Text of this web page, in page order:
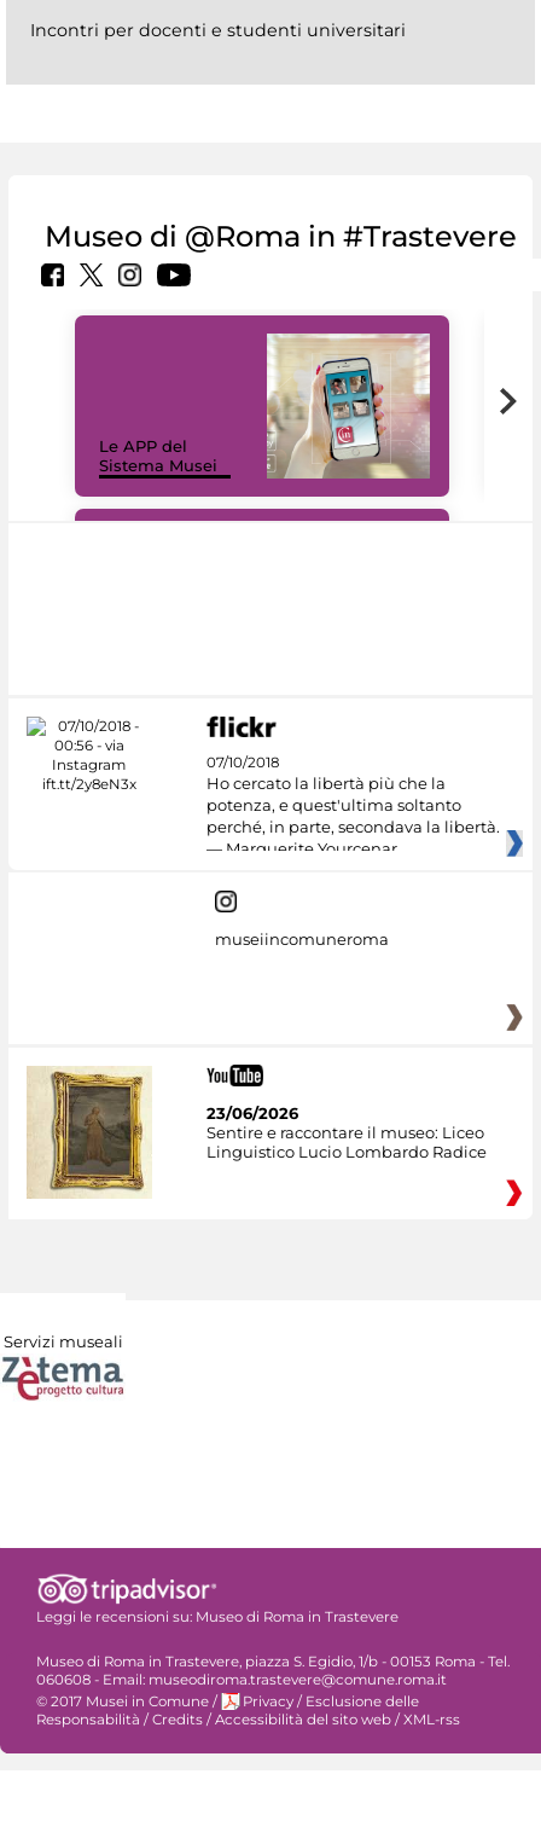
Incontri per docenti e studenti universitari
Museo di @Roma in #Trastevere
Le APP del
Sistema Musei
07/10/2018
Ho cercato la libertà più che la
potenza, e quest'ultima soltanto
perché, in parte, secondava la libertà.
— Marguerite Yourcenar
museiincomuneroma
23/06/2026
Sentire e raccontare il museo: Liceo
Linguistico Lucio Lombardo Radice
Servizi museali
Leggi le recensioni su: Museo di Roma in Trastevere
Museo di Roma in Trastevere, piazza S. Egidio, 1/b - 00153 Roma - Tel.
060608 - Email: museodiroma.trastevere@comune.roma.it
© 2017 Musei in Comune / Privacy / Esclusione delle
Responsabilità / Credits / Accessibilità del sito web / XML-rss